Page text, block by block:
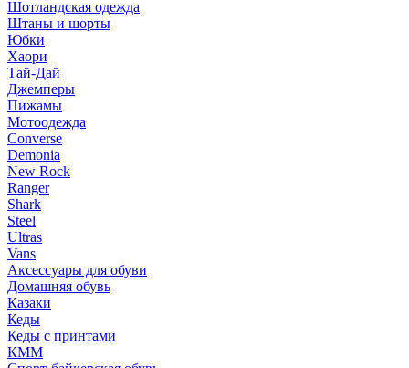
Шотландская одежда
Штаны и шорты
Юбки
Хаори
Тай-Дай
Джемперы
Пижамы
Мотоодежда
Converse
Demonia
New Rock
Ranger
Shark
Steel
Ultras
Vans
Аксессуары для обуви
Домашняя обувь
Казаки
Кеды
Кеды с принтами
КММ